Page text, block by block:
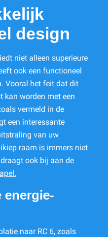
design
niet alleen superieure
ook een functioneel
Vooral het feit dat dit
kan worden met een
vermeld in de
een interessante
van uw
raam is immers niet
ook bij aan de
energie-
naar RC 6, zoals